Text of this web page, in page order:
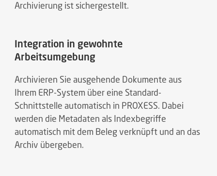
Archivierung ist sichergestellt.
Integration in gewohnte
Arbeitsumgebung
Archivieren Sie ausgehende Dokumente aus
Ihrem ERP-System über eine Standard-
Schnittstelle automatisch in PROXESS. Dabei
werden die Metadaten als Indexbegriffe
automatisch mit dem Beleg verknüpft und an das
Archiv übergeben.